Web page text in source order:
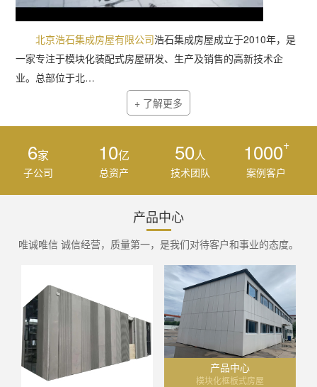
北京浩石集成房屋有限公司浩石集成房屋成立于2010年，是
一家专注于模块化装配式房屋研发、生产及销售的高新技术企
业。总部位于北…
+ 了解更多
6家
子公司
10亿
总资产
50人
技术团队
1000+
案例客户
产品中心
唯诚唯信 诚信经营，质量第一，是我们对待客户和事业的态度。
产品中心
模块化框板式房屋